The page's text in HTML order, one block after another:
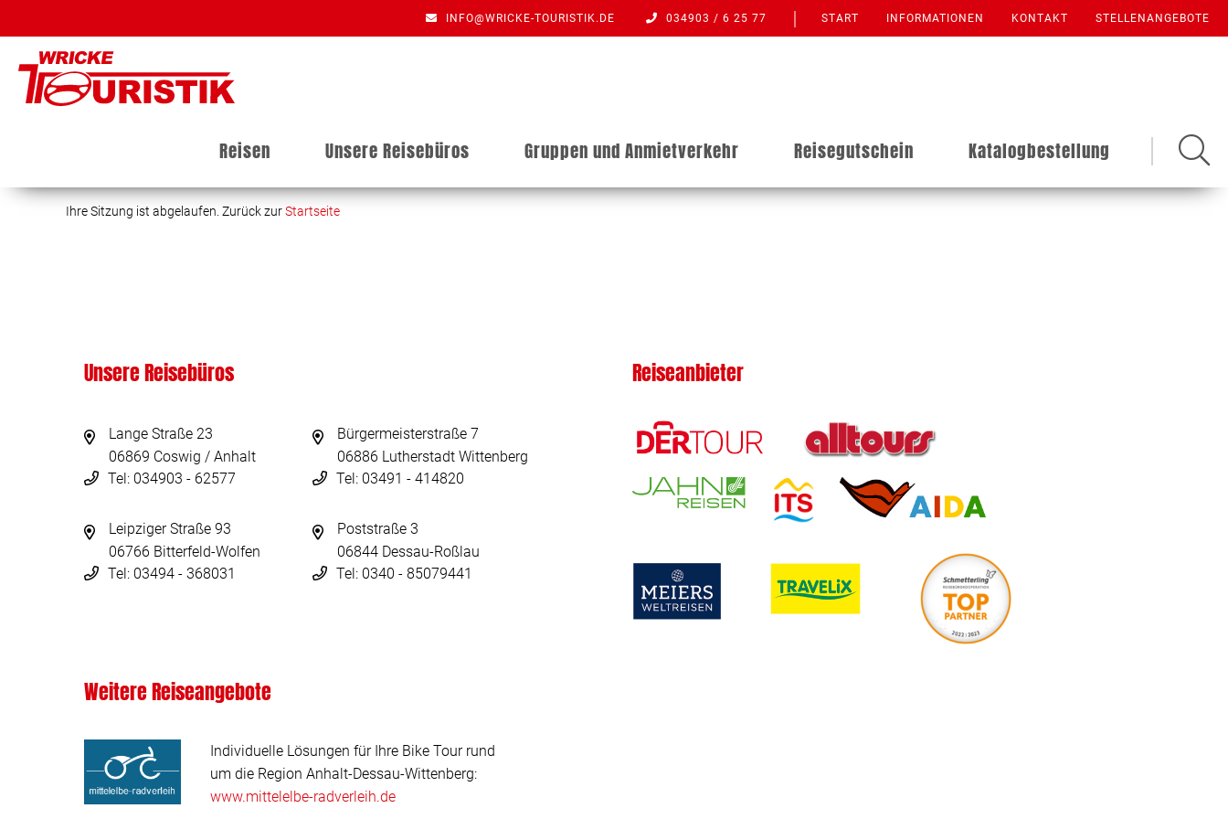
INFO@WRICKE-TOURISTIK.DE 034903 / 6 25 77 START INFORMATIONEN KONTAKT STELLENANGEBOTE
Reisen Unsere Reisebüros Gruppen und Anmietverkehr Reisegutschein Katalogbestellung
Ihre Sitzung ist abgelaufen. Zurück zurStartseite
Unsere Reisebüros
Lange Straße 23
06869 Coswig / Anhalt
Tel: 034903 - 62577
Bürgermeisterstraße 7
06886 Lutherstadt Wittenberg
Tel: 03491 - 414820
Leipziger Straße 93
06766 Bitterfeld-Wolfen
Tel: 03494 - 368031
Poststraße 3
06844 Dessau-Roßlau
Tel: 0340 - 85079441
Reiseanbieter
Weitere Reiseangebote
Individuelle Lösungen für Ihre Bike Tour rund
um die Region Anhalt-Dessau-Wittenberg:
www.mittelelbe-radverleih.de